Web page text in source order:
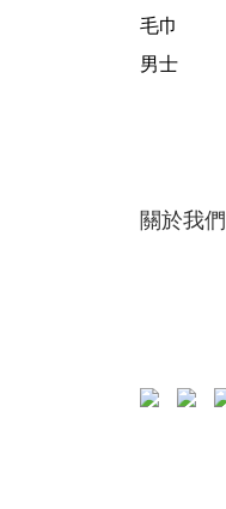
毛巾
男士
關於我們